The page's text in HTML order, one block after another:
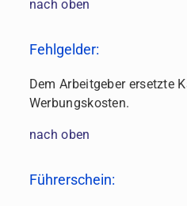
nach oben
Fehlgelder:
Dem Arbeitgeber ersetzte
Werbungskosten.
nach oben
Führerschein: